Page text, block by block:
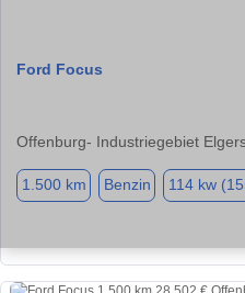
Ford Focus
Offenburg- Industriegebiet
1.500 km Benzin 114 kw